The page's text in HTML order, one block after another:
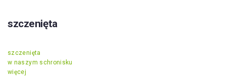
szczenięta
szczenięta
w naszym schronisku
więcej